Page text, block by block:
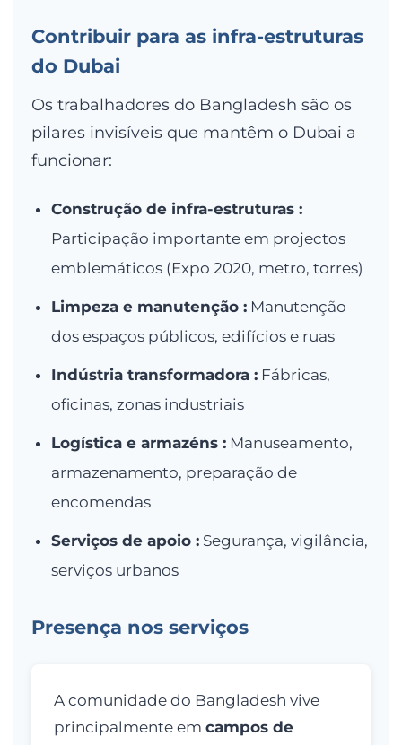
Contribuir para as infra-estruturas
do Dubai
Os trabalhadores do Bangladesh são os
pilares invisíveis que mantêm o Dubai a
funcionar:
Construção de infra-estruturas :
Participação importante em projectos
emblemáticos (Expo 2020, metro, torres)
Limpeza e manutenção :Manutenção
dos espaços públicos, edifícios e ruas
Indústria transformadora :Fábricas,
oficinas, zonas industriais
Logística e armazéns :Manuseamento,
armazenamento, preparação de
encomendas
Serviços de apoio :Segurança, vigilância,
serviços urbanos
Presença nos serviços
A comunidade do Bangladesh vive
principalmente em campos de